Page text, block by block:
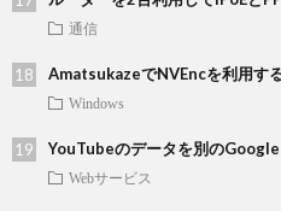
通信
AmatsukazeでNVEncを利用す
Windows
YouTubeのデータを別の
Webサービス